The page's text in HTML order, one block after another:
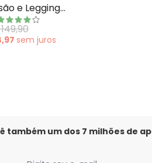
e Legging
sem juros
também um dos 7 milhões de